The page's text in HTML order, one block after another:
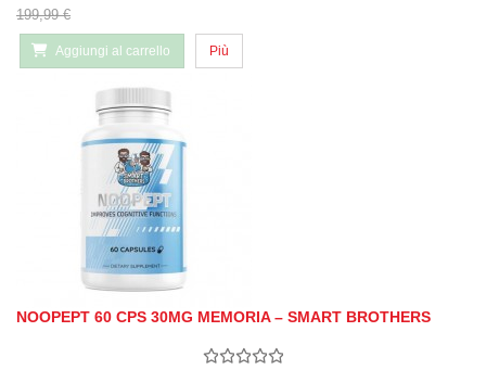
199,99 €
Aggiungi al carrello Più
NOOPEPT 60 CPS 30MG MEMORIA – SMART BROTHERS